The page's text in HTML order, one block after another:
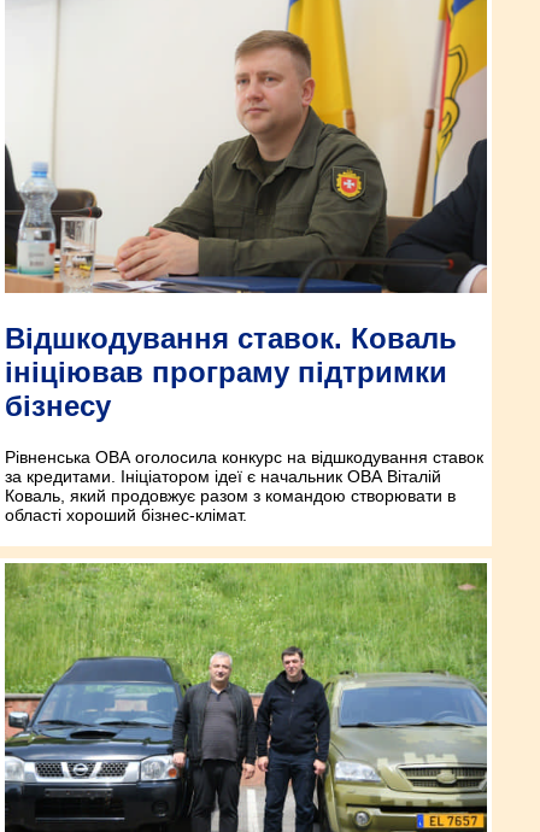
Відшкодування ставок. Коваль
ініціював програму підтримки
бізнесу
Рівненська ОВА оголосила конкурс на відшкодування ставок
за кредитами. Ініціатором ідеї є начальник ОВА Віталій
Коваль, який продовжує разом з командою створювати в
області хороший бізнес-клімат.